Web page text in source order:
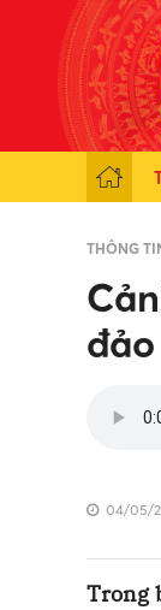
THÔNG
04/05/
Trong